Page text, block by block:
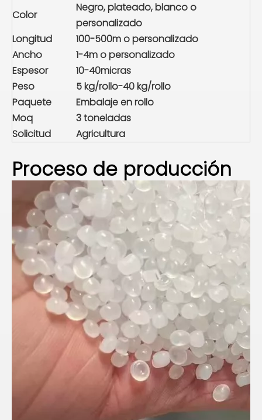
Color
Negro, plateado, blanco o
personalizado
Longitud
100-500m o personalizado
Ancho
1-4m o personalizado
Espesor
10-40micras
Peso
5 kg/rollo-40 kg/rollo
Paquete
Embalaje en rollo
Moq
3 toneladas
Solicitud
Agricultura
Proceso de producción